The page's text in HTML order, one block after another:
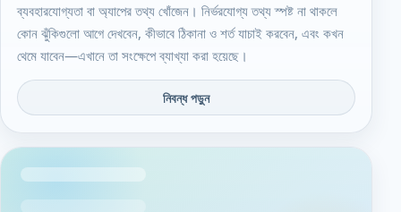
ব্যবহারযোগ্যতা বা অ্যাপের তথ্য খোঁজেন। নির্ভরযোগ্য তথ্য স্পষ্ট না থাকলে
কোন ঝুঁকিগুলো আগে দেখবেন, কীভাবে ঠিকানা ও শর্ত যাচাই করবেন, এবং কখন
থেমে যাবেন—এখানে তা সংক্ষেপে ব্যাখ্যা করা হয়েছে।
নিবন্ধ পড়ুন